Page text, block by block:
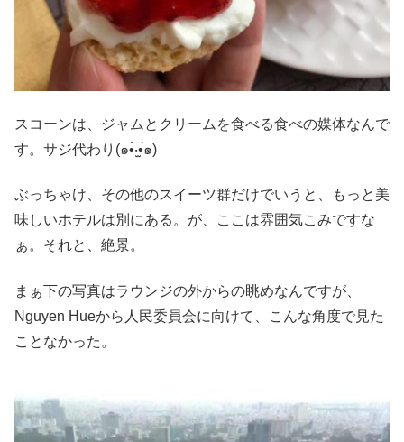
スコーンは、ジャムとクリームを食べる食べの媒体なんで
す。サジ代わり(๑•̀‧̫•́๑)
ぶっちゃけ、その他のスイーツ群だけでいうと、もっと美
味しいホテルは別にある。が、ここは雰囲気こみですな
ぁ。それと、絶景。
まぁ下の写真はラウンジの外からの眺めなんですが、
Nguyen Hueから人民委員会に向けて、こんな角度で見た
ことなかった。